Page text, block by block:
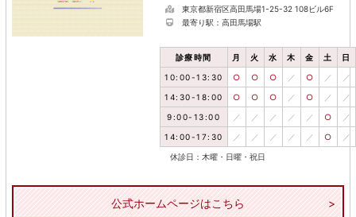
東京都新宿区高田馬場1-25-32 108ビル6F
最寄り駅：高田馬場駅
診療時間 月 火 水 木 金 土 日
10:00-13:30 ○ ○ ○ ／ ○ ／ ／
14:30-18:00 ○ ○ ○ ／ ○ ／ ／
9:00-13:00 ／ ／ ／ ／ ／ ○ ／
14:00-17:30 ／ ／ ／ ／ ／ ○ ／
休診日：木曜・日曜・祝日
公式ホームページはこちら